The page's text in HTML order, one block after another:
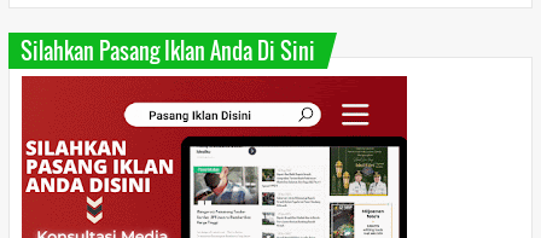
Silahkan Pasang Iklan Anda Di Sini